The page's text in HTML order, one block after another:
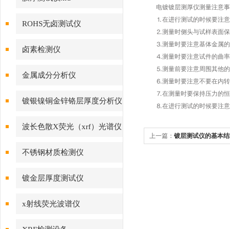
ROHS无卤测试仪
卤素检测仪
金属成分分析仪
镀银镍铜金锌铬层厚度分析仪
波长色散X荧光（xrf）光谱仪
不锈钢材质检测仪
镀金层厚度测试仪
x射线荧光波谱仪
电镀镀层测厚仪测量注意
⒈在进行测试的时候要注意
⒉测量时侧头与试样表面保
⒊测量时要注意基体金属的
⒋测量时要注意试件的曲率
⒌测量前要注意周围其他的
⒍测量时要注意不要在内转
⒎在测量时要保持压力的恒
⒏在进行测试的时候要注意
上一篇： 镀层测试仪的基本